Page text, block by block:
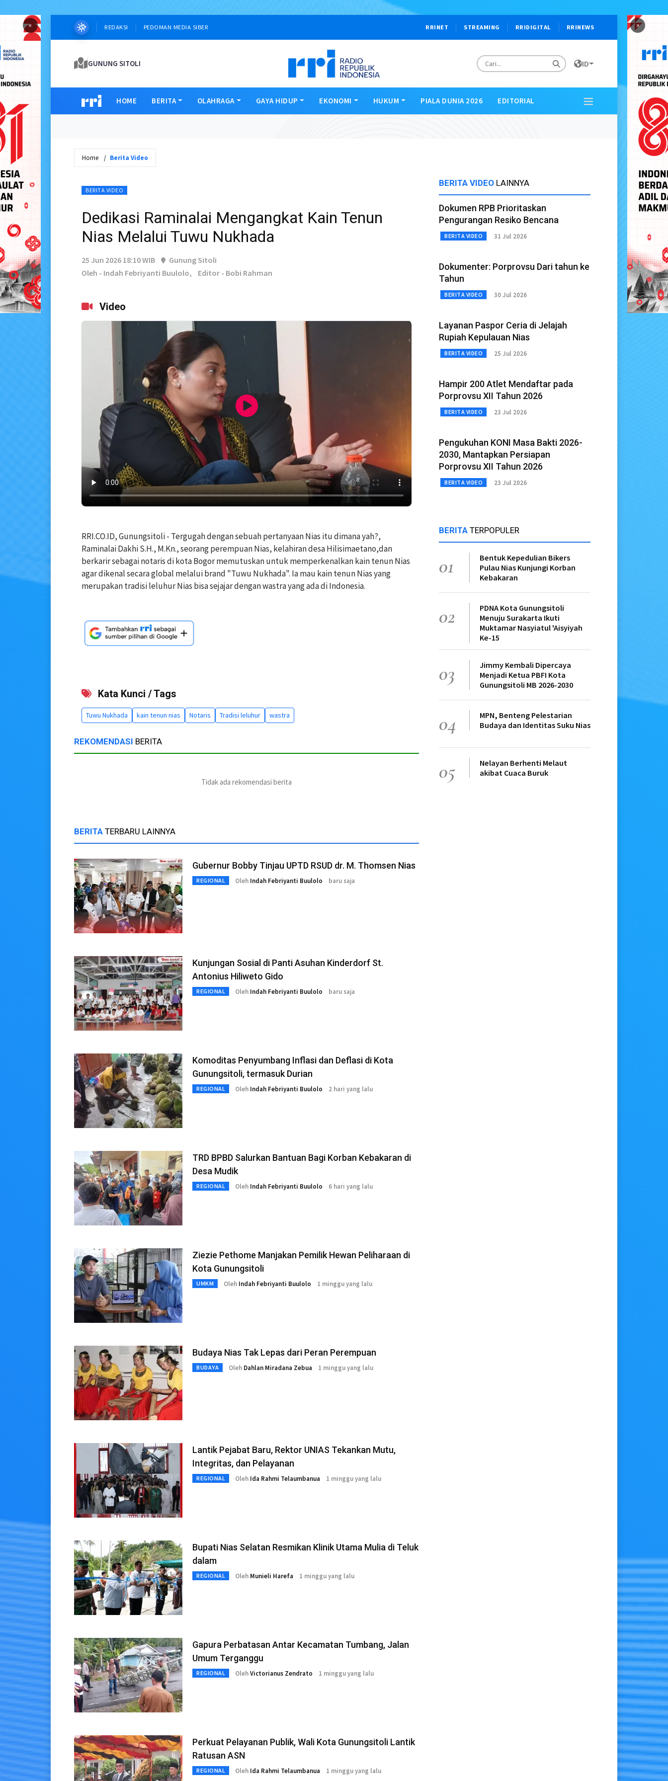
× ×
REDAKSI PEDOMAN MEDIA SIBER RRINET STREAMING RRIDIGITAL RRINEWS
GUNUNG SITOLI ID
HOME BERITA OLAHRAGA GAYA HIDUP EKONOMI HUKUM PIALA DUNIA 2026 EDITORIAL
Home Berita Video
BERITA VIDEO
Dedikasi Raminalai Mengangkat Kain Tenun
Nias Melalui Tuwu Nukhada
25 Jun 2026 18:10 WIB
Gunung Sitoli
Oleh - Indah Febriyanti Buulolo,
Editor - Bobi Rahman
Video
RRI.CO.ID, Gunungsitoli - Tergugah dengan sebuah pertanyaan Nias itu dimana yah?,
Raminalai Dakhi S.H., M.Kn., seorang perempuan Nias, kelahiran desa Hilisimaetano,dan
berkarir sebagai notaris di kota Bogor memutuskan untuk memperkenalkan kain tenun Nias
agar dikenal secara global melalui brand "Tuwu Nukhada". Ia mau kain tenun Nias yang
merupakan tradisi leluhur Nias bisa sejajar dengan wastra yang ada di Indonesia.
Kata Kunci / Tags
Tuwu Nukhada kain tenun nias Notaris Tradisi leluhur wastra
REKOMENDASI BERITA
Tidak ada rekomendasi berita
BERITA TERBARU LAINNYA
Gubernur Bobby Tinjau UPTD RSUD dr. M. Thomsen Nias
REGIONAL Oleh Indah Febriyanti Buulolo baru saja
Kunjungan Sosial di Panti Asuhan Kinderdorf St.
Antonius Hiliweto Gido
REGIONAL Oleh Indah Febriyanti Buulolo baru saja
Komoditas Penyumbang Inflasi dan Deflasi di Kota
Gunungsitoli, termasuk Durian
REGIONAL Oleh Indah Febriyanti Buulolo 2 hari yang lalu
TRD BPBD Salurkan Bantuan Bagi Korban Kebakaran di
Desa Mudik
REGIONAL Oleh Indah Febriyanti Buulolo 6 hari yang lalu
Ziezie Pethome Manjakan Pemilik Hewan Peliharaan di
Kota Gunungsitoli
UMKM Oleh Indah Febriyanti Buulolo 1 minggu yang lalu
Budaya Nias Tak Lepas dari Peran Perempuan
BUDAYA Oleh Dahlan Miradana Zebua 1 minggu yang lalu
Lantik Pejabat Baru, Rektor UNIAS Tekankan Mutu,
Integritas, dan Pelayanan
REGIONAL Oleh Ida Rahmi Telaumbanua 1 minggu yang lalu
Bupati Nias Selatan Resmikan Klinik Utama Mulia di Teluk
dalam
REGIONAL Oleh Munieli Harefa 1 minggu yang lalu
Gapura Perbatasan Antar Kecamatan Tumbang, Jalan
Umum Terganggu
REGIONAL OlehVictorianus Zendrato 1 minggu yang lalu
Perkuat Pelayanan Publik, Wali Kota Gunungsitoli Lantik
Ratusan ASN
REGIONAL Oleh Ida Rahmi Telaumbanua 1 minggu yang lalu
BERITA VIDEO LAINNYA
Dokumen RPB Prioritaskan
Pengurangan Resiko Bencana
BERITA VIDEO 31 Jul 2026
Dokumenter: Porprovsu Dari tahun ke
Tahun
BERITA VIDEO 30 Jul 2026
Layanan Paspor Ceria di Jelajah
Rupiah Kepulauan Nias
BERITA VIDEO 25 Jul 2026
Hampir 200 Atlet Mendaftar pada
Porprovsu XII Tahun 2026
BERITA VIDEO 23 Jul 2026
Pengukuhan KONI Masa Bakti 2026-
2030, Mantapkan Persiapan
Porprovsu XII Tahun 2026
BERITA VIDEO 23 Jul 2026
BERITA TERPOPULER
01
Bentuk Kepedulian Bikers
Pulau Nias Kunjungi Korban
Kebakaran
02
PDNA Kota Gunungsitoli
Menuju Surakarta Ikuti
Muktamar Nasyiatul 'Aisyiyah
Ke-15
03
Jimmy Kembali Dipercaya
Menjadi Ketua PBFI Kota
Gunungsitoli MB 2026-2030
04
MPN, Benteng Pelestarian
Budaya dan Identitas Suku Nias
05
Nelayan Berhenti Melaut
akibat Cuaca Buruk